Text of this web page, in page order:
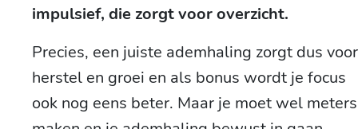
impulsief, die zorgt voor overzicht.
Precies, een juiste ademhaling zorgt dus voor
herstel en groei en als bonus wordt je focus
ook nog eens beter. Maar je moet wel meters